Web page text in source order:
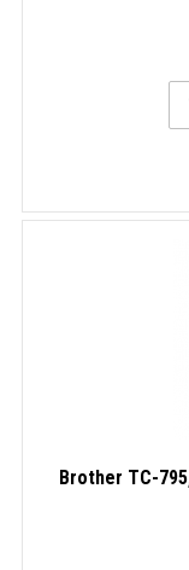
Brother TC-